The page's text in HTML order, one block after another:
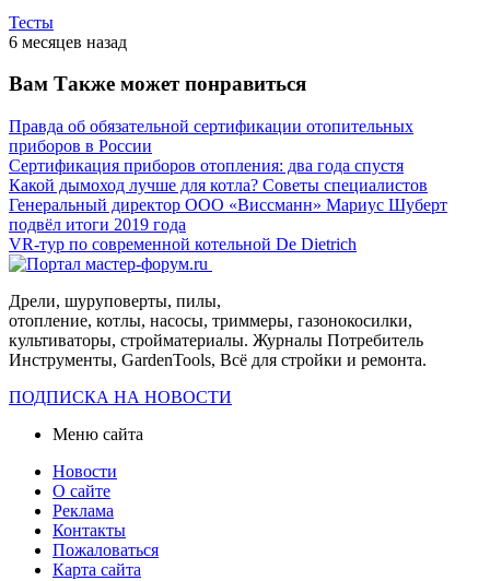
Тесты
6 месяцев назад
Вам Также может понравиться
Правда об обязательной сертификации отопительных
приборов в России
Сертификация приборов отопления: два года спустя
Какой дымоход лучше для котла? Советы специалистов
Генеральный директор ООО «Виссманн» Мариус Шуберт
подвёл итоги 2019 года
VR-тур по современной котельной De Dietrich
Дрели, шуруповерты, пилы,
отопление, котлы, насосы, триммеры, газонокосилки,
культиваторы, стройматериалы. Журналы Потребитель
Инструменты, GardenTools, Всё для стройки и ремонта.
ПОДПИСКА НА НОВОСТИ
Меню сайта
Новости
О сайте
Реклама
Контакты
Пожаловаться
Карта сайта